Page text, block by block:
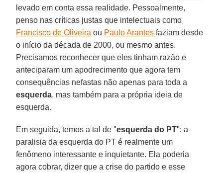
levado em conta essa realidade. Pessoalmente,
penso nas críticas justas que intelectuais como
Francisco de Oliveira ou Paulo Arantes faziam desde
o início da década de 2000, ou mesmo antes.
Precisamos reconhecer que eles tinham razão e
anteciparam um apodrecimento que agora tem
consequências nefastas não apenas para toda a
esquerda, mas também para a própria ideia de
esquerda.
Em seguida, temos a tal de "esquerda do PT": a
paralisia da esquerda do PT é realmente um
fenômeno interessante e inquietante. Ela poderia
agora cobrar, dizer que a crise do partido e esse